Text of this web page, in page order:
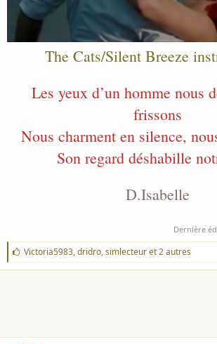
The Cats/Silent Breeze
Les yeux d’un homme nous
frissons
Nous charment en silence,
Son regard déshabille
D.Isabelle
Dernière
J
'
a
Victoria5983,dridro,simlecteuret 2 autres